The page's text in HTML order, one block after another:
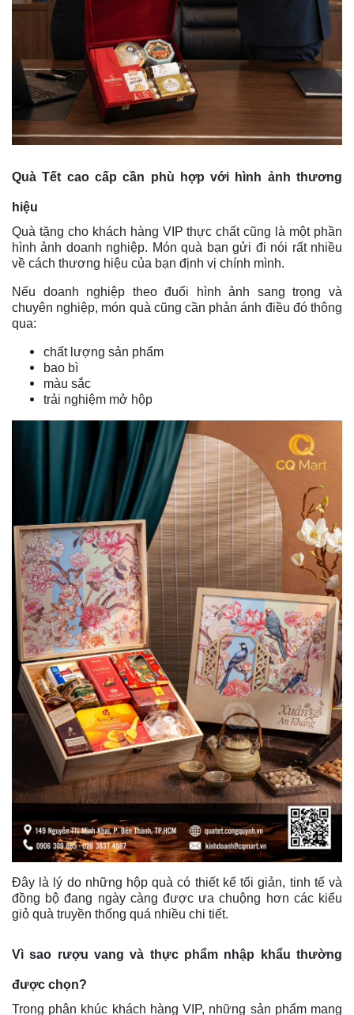
Quà Tết cao cấp cần phù hợp với hình ảnh thương
hiệu
Quà tặng cho khách hàng VIP thực chất cũng là một phần
hình ảnh doanh nghiệp. Món quà bạn gửi đi nói rất nhiều
về cách thương hiệu của bạn định vị chính mình.
Nếu doanh nghiệp theo đuổi hình ảnh sang trọng và
chuyên nghiệp, món quà cũng cần phản ánh điều đó thông
qua:
chất lượng sản phẩm
bao bì
màu sắc
trải nghiệm mở hộp
Đây là lý do những hộp quà có thiết kế tối giản, tinh tế và
đồng bộ đang ngày càng được ưa chuộng hơn các kiểu
giỏ quà truyền thống quá nhiều chi tiết.
Vì sao rượu vang và thực phẩm nhập khẩu thường
được chọn?
Trong phân khúc khách hàng VIP, những sản phẩm mang